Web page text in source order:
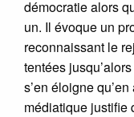
démocratie alors
un. Il évoque un
reconnaissant le
tentées
s’en éloigne
médiatique justifie